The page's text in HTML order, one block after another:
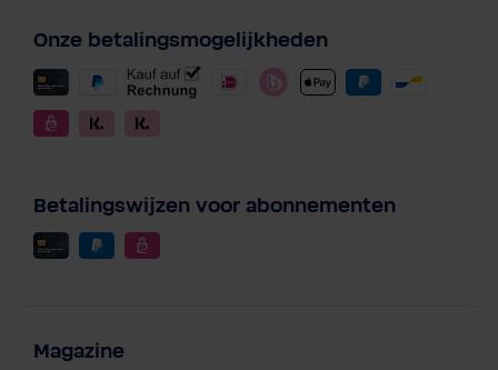
Onze betalingsmogelijkheden
Betalingswijzen voor abonnementen
Magazine